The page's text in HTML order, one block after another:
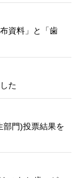
資料」と「歯
た
部門)投票結果を